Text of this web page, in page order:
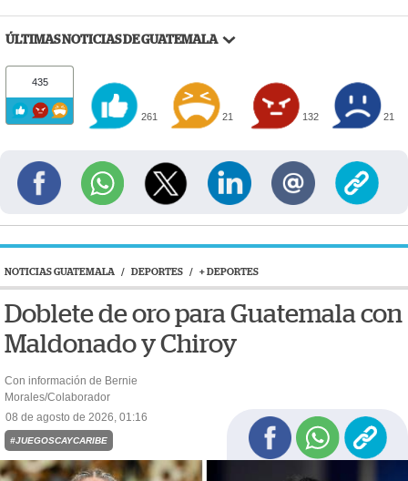
ÚLTIMAS NOTICIAS DE GUATEMALA
435
261 21 132 21
NOTICIAS GUATEMALA / DEPORTES / + DEPORTES
Doblete de oro para Guatemala con
Maldonado y Chiroy
Con información de Bernie
Morales/Colaborador
08 de agosto de 2026, 01:16
#JUEGOSCAYCARIBE